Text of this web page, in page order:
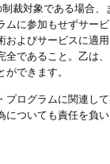
裁対象である場合
に参加もせずサー
よびサービスに適
全であること。乙は
できます。
ログラムに関連し
についても責任を負